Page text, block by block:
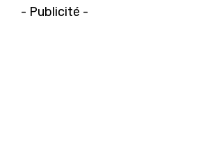
- Publicité -